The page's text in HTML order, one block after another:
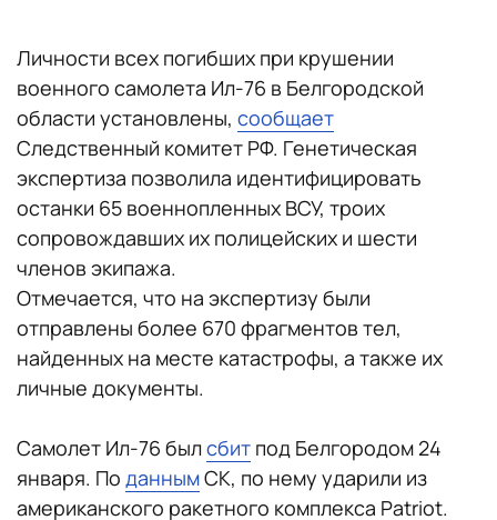
Личности всех погибших при крушении
военного самолета Ил-76 в Белгородской
области установлены, сообщает
Следственный комитет РФ. Генетическая
экспертиза позволила идентифицировать
останки 65 военнопленных ВСУ, троих
сопровождавших их полицейских и шести
членов экипажа.
Отмечается, что на экспертизу были
отправлены более 670 фрагментов тел,
найденных на месте катастрофы, а также их
личные документы.
Самолет Ил-76 былсбит под Белгородом 24
января. По даннымСК, по нему ударили из
американского ракетного комплекса Patriot.